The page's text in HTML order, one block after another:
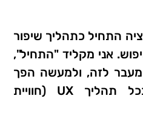
התחיל כתהליך שיפור
אני מקליד "התחיל",
לזה, ולמעשה הפך
להיות חלק חשוב בכל תהליך UX (חוויית